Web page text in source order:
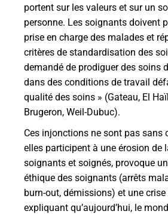
portent sur les valeurs et sur un
personne. Les soignants doivent
prise en charge des malades et
critères de standardisation des
demandé de prodiguer des soins
dans des conditions de travail
qualité des soins » (Gateau, El
Brugeron, Weil-Dubuc).
Ces injonctions ne sont pas sans
elles participent à une érosion de
soignants et soignés, provoque
éthique des soignants (arrêts
burn-out, démissions) et une crise
expliquant qu’aujourd’hui, le